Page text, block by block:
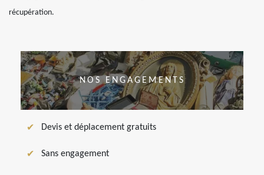
récupération.
NOS ENGAGEMENTS
Devis et déplacement gratuits
Sans engagement